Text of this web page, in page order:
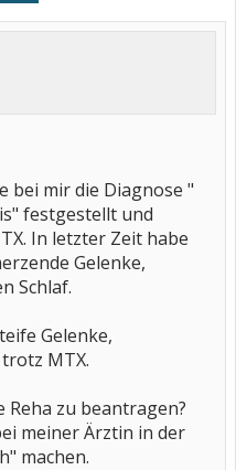
bei mir die Diagnose "
festgestellt und
In letzter Zeit habe
Gelenke,
Schlaf.
Gelenke,
MTX.
Reha zu beantragen?
meiner Ärztin in der
machen.